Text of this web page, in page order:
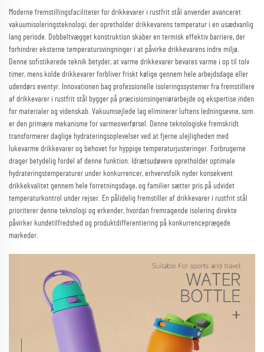
Moderne fremstillingsfaciliteter for drikkevarer i rustfrit stål anvender avanceret
vakuumisoleringsteknologi, der opretholder drikkevarens temperatur i en usædvanlig
lang periode. Dobbeltvægget konstruktion skaber en termisk effektiv barriere, der
forhindrer eksterne temperatursvingninger i at påvirke drikkevarens indre miljø.
Denne sofistikerede teknik betyder, at varme drikkevarer bevares varme i op til tolv
timer, mens kolde drikkevarer forbliver friskt kølige gennem hele arbejdsdage eller
udendørs eventyr. Innovationen bag professionelle isoleringssystemer fra fremstillere
af drikkevarer i rustfrit stål bygger på præcisionsingeniørarbejde og ekspertise inden
for materialer og videnskab. Vakuumsejlede lag eliminerer luftens ledningsevne, som
er den primære mekanisme for varmeoverførsel. Denne teknologiske fremskridt
transformerer daglige hydrateringsoplevelser ved at fjerne ulejligheden med
lukevarme drikkevarer og behovet for hyppige temperaturjusteringer. Forbrugerne
drager betydelig fordel af denne funktion. Idrætsudøvere opretholder optimale
hydrateringstemperaturer under konkurrencer, erhvervsfolk nyder konsekvent
drikkekvalitet gennem hele forretningsdage, og familier sætter pris på udvidet
temperaturkontrol under rejser. En pålidelig fremstiller af drikkevarer i rustfrit stål
prioriterer denne teknologi og erkender, hvordan fremragende isolering direkte
påvirker kundetilfredshed og produktdifferentiering på konkurrenceprægede
markeder.